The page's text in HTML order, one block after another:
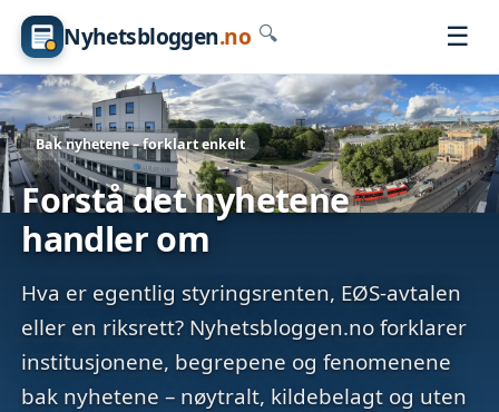
Nyhetsbloggen.no 🔍 ☰
Bak nyhetene – forklart enkelt
Forstå det nyhetene
handler om
Hva er egentlig styringsrenten, EØS-avtalen
eller en riksrett? Nyhetsbloggen.no forklarer
institusjonene, begrepene og fenomenene
bak nyhetene – nøytralt, kildebelagt og uten